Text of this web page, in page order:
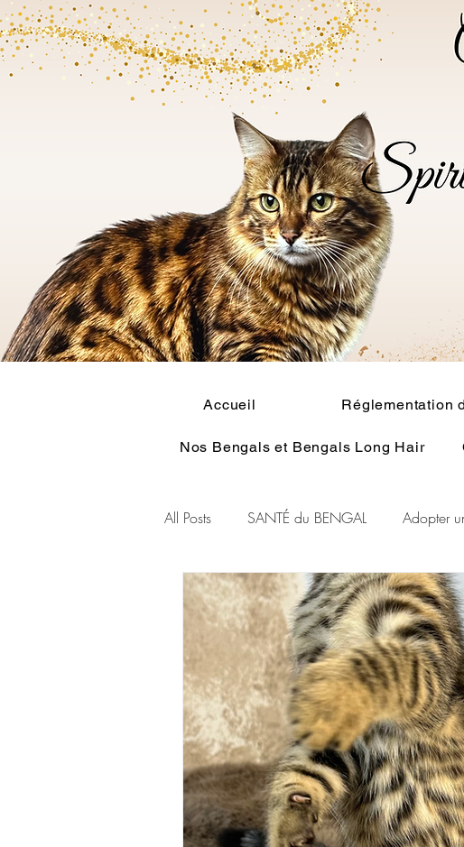
Accueil Réglementation
Nos Bengals et Bengals Long Hair
All Posts SANTÉ du BENGAL Adopter
Alimentation du BENGAL Pelage du
Standart du BENGAL Couleur Rare
Ethologie du Bengal HISTOIRE DU